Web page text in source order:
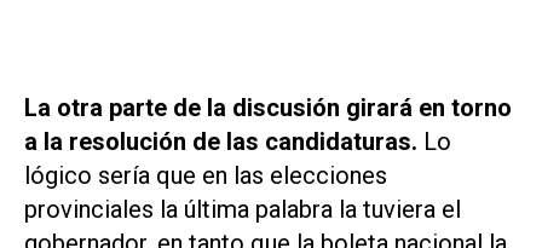
La otra parte de la discusión girará en torno
a la resolución de las candidaturas. Lo
lógico sería que en las elecciones
provinciales la última palabra la tuviera el